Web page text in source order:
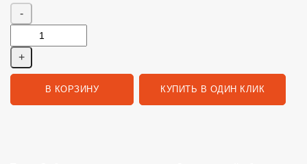
В КОРЗИНУ КУПИТЬ В ОДИН КЛИК